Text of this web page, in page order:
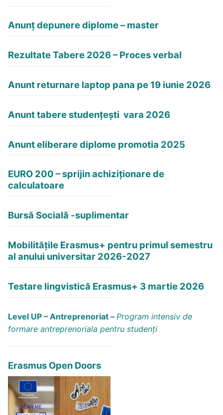
Anunț depunere diplome – master
Rezultate Tabere 2026 – Proces verbal
Anunt returnare laptop pana pe 19 iunie 2026
Anunt tabere studențești vara 2026
Anunt eliberare diplome promotia 2025
EURO 200 – sprijin achiziționare de
calculatoare
Bursă Socială -suplimentar
Mobilitățile Erasmus+ pentru primul semestru
al anului universitar 2026-2027
Testare lingvistică Erasmus+ 3 martie 2026
Level UP – Antreprenoriat – Program intensiv de
formare antreprenoriala pentru studenți
Erasmus Open Doors